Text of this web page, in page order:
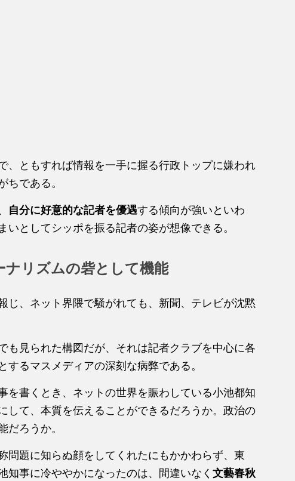
、ともすれば情報を一手に握る行政トップに嫌われ
ちである。
自分に好意的な記者を優遇する傾向が強いといわ
いとしてシッポを振る記者の姿が想像できる。
ナリズムの砦として機能
じ、ネット界隈で騒がれても、新聞、テレビが沈黙
も見られた構図だが、それは記者クラブを中心に各
するマスメディアの深刻な病弊である。
を書くとき、ネットの世界を賑わしている小池都知
して、本質を伝えることができるだろうか。政治の
だろうか。
問題に知らぬ顔をしてくれたにもかかわらず、東
知事に冷ややかになったのは、間違いなく 文藝春秋